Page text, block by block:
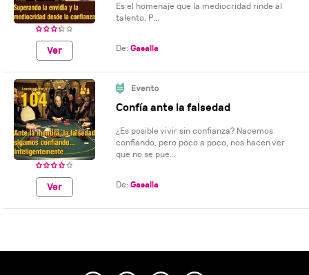
Ver
Es el homenaje que la mediocridad rinde al
talento. P...
De: Gasalla
Ver
Confía ante la falsedad
¿Es posible vivir sin confianza? Nacemos
confiando, pero poco a poco, nos hacen ver
que no se pue...
De: Gasalla